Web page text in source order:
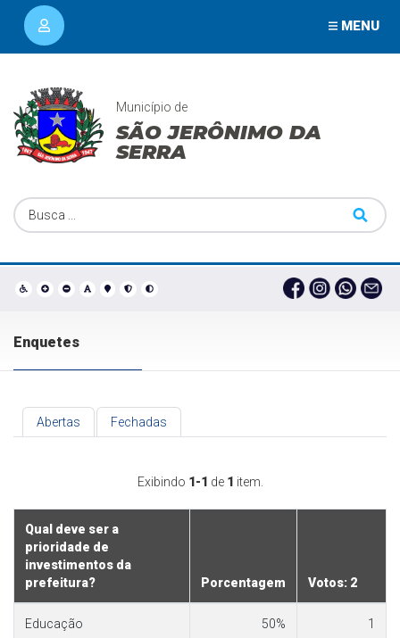
MENU
Município de
SÃO JERÔNIMO DA
SERRA
Enquetes
Abertas Fechadas
Exibindo 1-1 de 1 item.
Qual deve ser a
prioridade de
investimentos da
prefeitura?
Porcentagem Votos: 2
Educação 50% 1